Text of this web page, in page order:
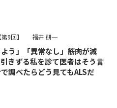
【第9回】 福井 研一
う」「異常なし」――筋肉が減
きずる私を診て医者はそう言
調べたらどう見てもALSだ